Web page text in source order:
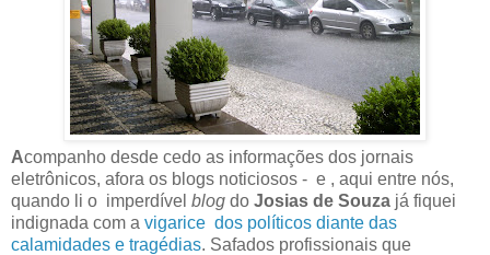
Acompanho desde cedo as informações dos jornais
eletrônicos, afora os blogs noticiosos - e , aqui entre nós,
quando li o imperdível blog do Josias de Souza já fiquei
indignada com a vigarice dos políticos diante das
calamidades e tragédias. Safados profissionais que